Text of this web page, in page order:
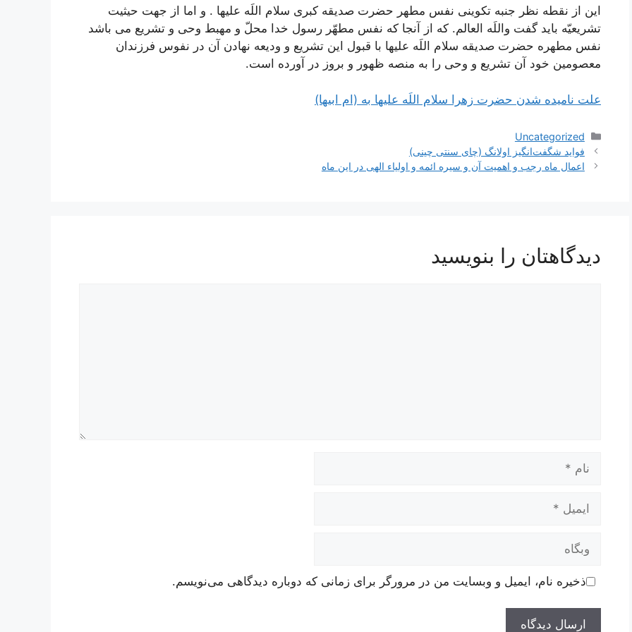
این از نقطه نظر جنبه تکوینی نفس مطهر حضرت صدیقه کبری سلام اللَه علیها . و اما از جهت حیثیت
تشریعیّه باید گفت واللَه العالم. که از آنجا که نفس مطهّر رسول خدا محلّ و مهبط وحی و تشریع می باشد
نفس مطهره حضرت صدیقه سلام اللَه علیها با قبول این تشریع و ودیعه نهادن آن در نفوس فرزندان
معصومین خود آن تشریع و وحی را به منصه ظهور و بروز در آورده است.
علت نامیده شدن حضرت زهرا سلام اللَه عليها به (ام ابیها)
دسته‌ها
Uncategorized
ناوبری
نوشته‌ها
فواید شگفت‌انگیز اولانگ (چای سنتی چینی)
اعمال ماه رجب و اهمیت آن و سیره ائمه و اولیاء الهی در این ماه
دیدگاهتان را بنویسید
وبگاه
ذخیره نام، ایمیل و وبسایت من در مرورگر برای زمانی که دوباره دیدگاهی می‌نویسم.